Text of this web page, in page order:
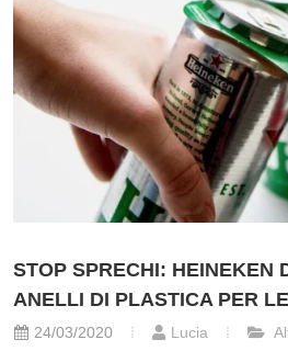
STOP SPRECHI: HEINEKEN
ANELLI DI PLASTICA PER
24/03/2020 Lucia